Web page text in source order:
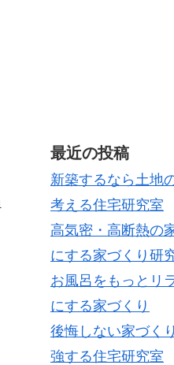
最近の投稿
新築するなら土地
考える住宅研究室
高気密・高断熱の
にする家づくり研
お風呂をもっとリ
にする家づくり
後悔しない家づく
強する住宅研究室